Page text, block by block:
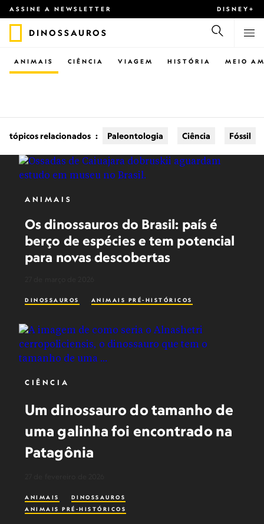
ASSINE A NEWSLETTER DISNEY+
DINOSSAUROS
CIÊNCIA VIAGEM
ANIMAIS HISTÓRIA MEIO
tópicos relacionados : Paleontologia Ciência Fóssil
ANIMAIS
Os dinossauros do Brasil: país é
berço de espécies e tem potencial
para novas descobertas
DINOSSAUROS ANIMAIS PRÉ-HISTÓRICOS
CIÊNCIA
Um dinossauro do tamanho de
uma galinha foi encontrado na
Patagônia
ANIMAIS
DINOSSAUROS
ANIMAIS PRÉ-HISTÓRICOS